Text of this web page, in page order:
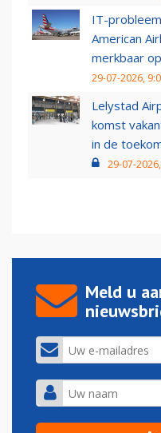
IT-
American
merkbaar
29-07-2026,
Lelystad
komst
in de
29-07-
Meld u